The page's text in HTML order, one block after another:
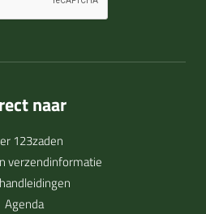
naar
123zaden
verzendinformatie
Agenda